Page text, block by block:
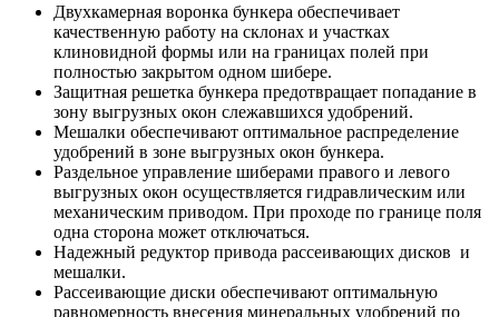
Двухкамерная воронка бункера обеспечивает
качественную работу на склонах и участках
клиновидной формы или на границах полей при
полностью закрытом одном шибере.
Защитная решетка бункера предотвращает попадание в
зону выгрузных окон слежавшихся удобрений.
Мешалки обеспечивают оптимальное распределение
удобрений в зоне выгрузных окон бункера.
Раздельное управление шиберами правого и левого
выгрузных окон осуществляется гидравлическим или
механическим приводом. При проходе по границе поля
одна сторона может отключаться.
Надежный редуктор привода рассеивающих дисков и
мешалки.
Рассеивающие диски обеспечивают оптимальную
равномерность внесения минеральных удобрений по